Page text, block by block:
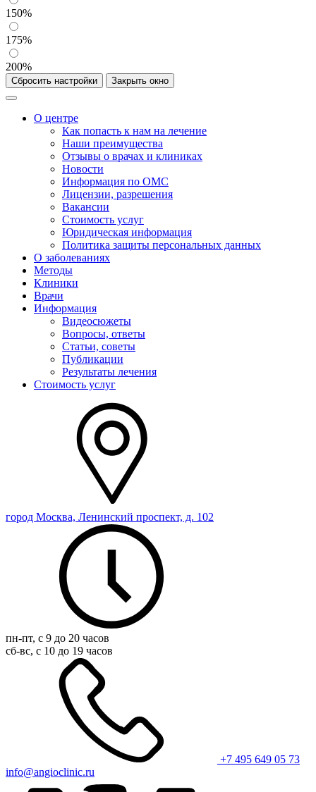
150%
175%
200%
Сбросить настройки Закрыть окно
О центре
Как попасть к нам на лечение
Наши преимущества
Отзывы о врачах и клиниках
Новости
Информация по ОМС
Лицензии, разрешения
Вакансии
Стоимость услуг
Юридическая информация
Политика защиты персональных данных
О заболеваниях
Методы
Клиники
Врачи
Информация
Видеосюжеты
Вопросы, ответы
Статьи, советы
Публикации
Результаты лечения
Стоимость услуг
город Москва, Ленинский проспект, д. 102
пн-пт, с 9 до 20 часов
сб-вс, с 10 до 19 часов
+7 495 649 05 73
info@angioclinic.ru